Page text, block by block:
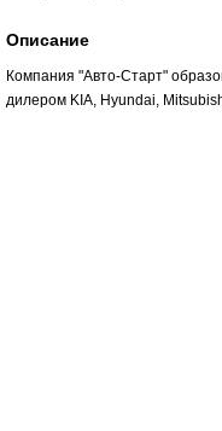
Описание
Компания "Авто-Старт"
дилером KIA, Hyundai,